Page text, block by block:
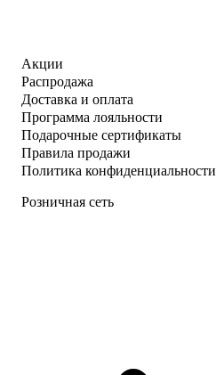
Акции
Распродажа
Доставка и оплата
Программа лояльности
Подарочные сертификаты
Правила продажи
Политика конфиденциальности
Розничная сеть